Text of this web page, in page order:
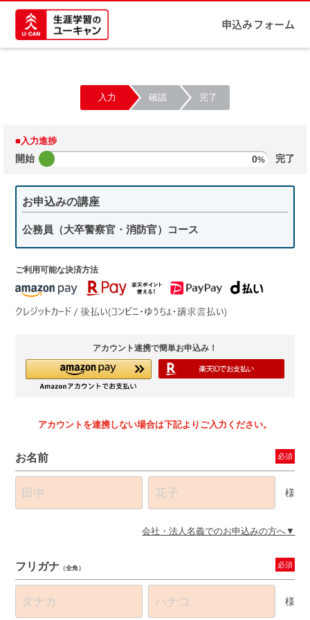
申込みフォーム
入力 確認 完了
■入力進捗
開始 0% 完了
ご利用可能な決済方法
アカウント連携で簡単お申込み！
アカウントを連携しない場合は下記よりご入力ください。
お申込みの講座
公務員（大卒警察官・消防官）コース
お名前 必須
様
会社・法人名義でのお申込みの方へ
フリガナ （全角） 必須
様